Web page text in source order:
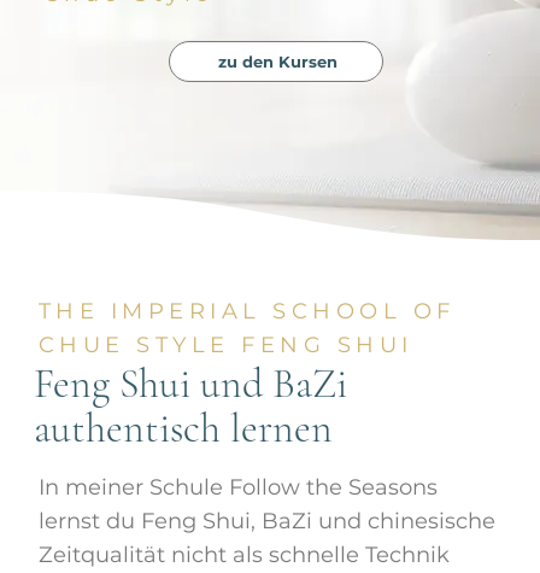
zu den Kursen
THE IMPERIAL SCHOOL OF
CHUE STYLE FENG SHUI
Feng Shui und BaZi
authentisch lernen
In meiner Schule Follow the Seasons
lernst du Feng Shui, BaZi und chinesische
Zeitqualität nicht als schnelle Technik